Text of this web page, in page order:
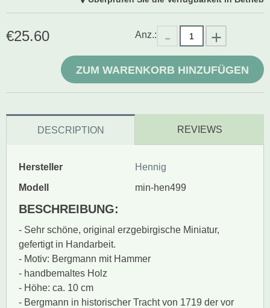
€25.60 Anz.:
ZUM WARENKORB HINZUFÜGEN
DESCRIPTION REVIEWS
Hersteller
Hennig
Modell
min-hen499
BESCHREIBUNG:
- Sehr schöne, original erzgebirgische Miniatur,
gefertigt in Handarbeit.
- Motiv: Bergmann mit Hammer
- handbemaltes Holz
- Höhe: ca. 10 cm
- Bergmann in historischer Tracht von 1719 der vor